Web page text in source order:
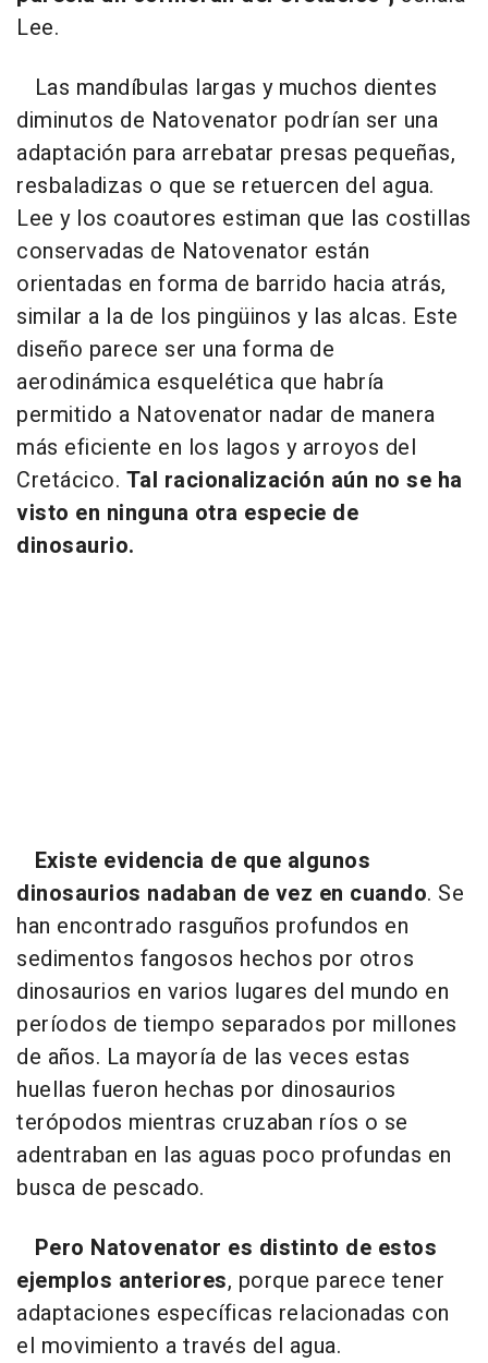
Lee.
Las mandíbulas largas y muchos dientes
diminutos de Natovenator podrían ser una
adaptación para arrebatar presas pequeñas,
resbaladizas o que se retuercen del agua.
Lee y los coautores estiman que las costillas
conservadas de Natovenator están
orientadas en forma de barrido hacia atrás,
similar a la de los pingüinos y las alcas. Este
diseño parece ser una forma de
aerodinámica esquelética que habría
permitido a Natovenator nadar de manera
más eficiente en los lagos y arroyos del
Cretácico. Tal racionalización aún no se ha
visto en ninguna otra especie de
dinosaurio.
Existe evidencia de que algunos
dinosaurios nadaban de vez en cuando. Se
han encontrado rasguños profundos en
sedimentos fangosos hechos por otros
dinosaurios en varios lugares del mundo en
períodos de tiempo separados por millones
de años. La mayoría de las veces estas
huellas fueron hechas por dinosaurios
terópodos mientras cruzaban ríos o se
adentraban en las aguas poco profundas en
busca de pescado.
Pero Natovenator es distinto de estos
ejemplos anteriores, porque parece tener
adaptaciones específicas relacionadas con
el movimiento a través del agua.